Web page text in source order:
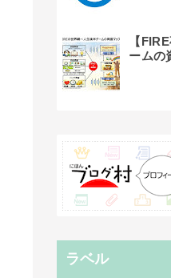
【
ームの
ラベル